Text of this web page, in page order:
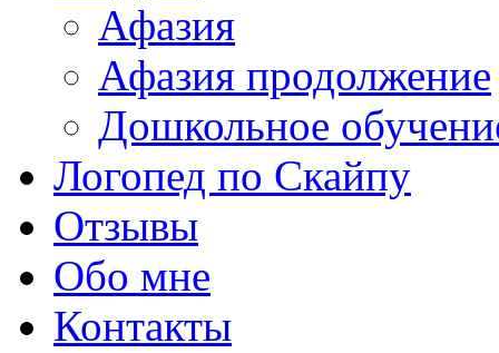
Афазия
Афазия продолжение
Дошкольное
Логопед по Скайпу
Отзывы
Обо мне
Контакты